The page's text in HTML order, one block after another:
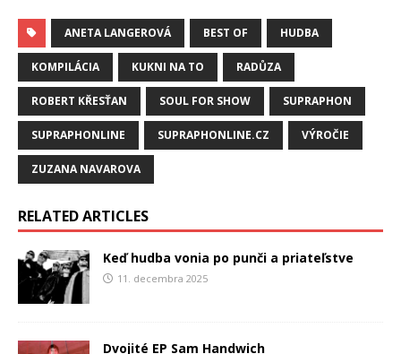
ANETA LANGEROVÁ BEST OF HUDBA
KOMPILÁCIA KUKNI NA TO RADŮZA
ROBERT KŘESŤAN SOUL FOR SHOW SUPRAPHON
SUPRAPHONLINE SUPRAPHONLINE.CZ VÝROČIE
ZUZANA NAVAROVA
RELATED ARTICLES
Keď hudba vonia po punči a priateľstve
11. decembra 2025
Dvojité EP Sam Handwich